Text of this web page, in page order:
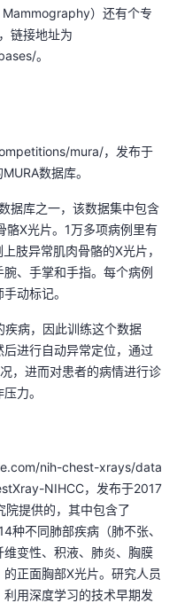
）还有个专
链接地址为
。
mura/，发布于
数据库。
库之一，该数据集中包含
X光片。1万多项病例里有
肢异常肌肉骨骼的X光片，
、手掌和手指。每个病例
动标记。
病，因此训练这个数据
进行自动异常定位，通过
，进而对患者的病情进行诊
力。
nih-chest-xrays/data
NIHCC，发布于2017
提供的，其中包含了
种不同肺部疾病（肺不张、
变性、积液、肺炎、胸膜
正面胸部X光片。研究人员
用深度学习的技术早期发